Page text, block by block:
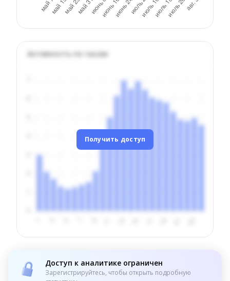
Активность по часам
Получить доступ
Доступ к аналитике ограничен
Зарегистрируйтесь, чтобы открыть подробную